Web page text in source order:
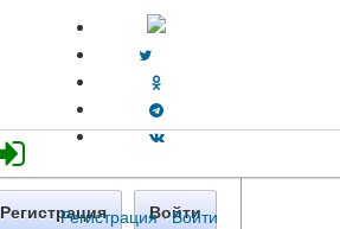
Регистрация · Войти
Регистрация Войти